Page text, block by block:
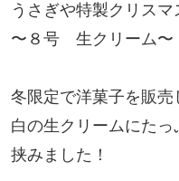
うさぎや特製クリスマ
〜８号 生クリーム〜
冬限定で洋菓子を販売
白の生クリームにたっ
挟みました！